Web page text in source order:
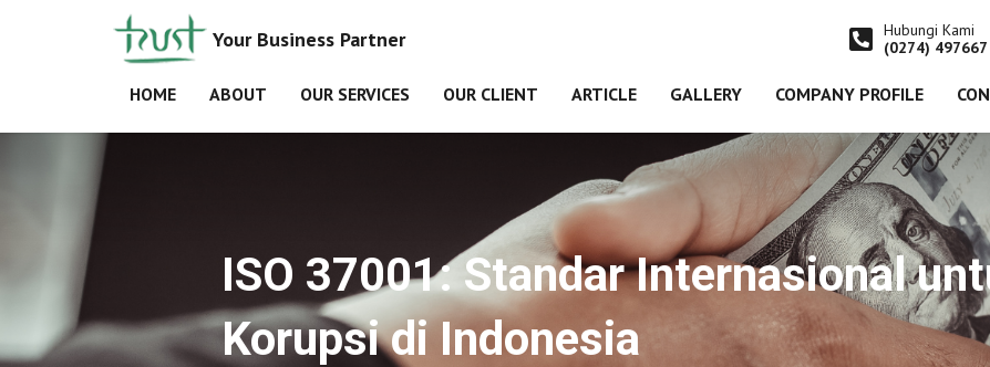
Hubungi Kami
(0274) 497667
Your Business Partner
HOME ABOUT OUR SERVICES OUR CLIENT ARTICLE GALLERY COMPANY PROFILE
ISO 37001: Standar Internasional
Korupsi di Indonesia